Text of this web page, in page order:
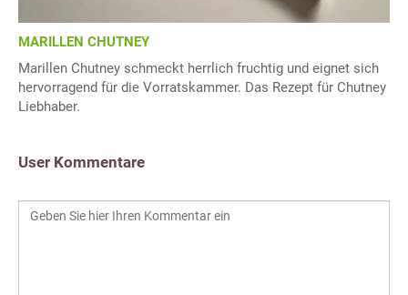
MARILLEN CHUTNEY
Marillen Chutney schmeckt herrlich fruchtig und eignet sich
hervorragend für die Vorratskammer. Das Rezept für Chutney
Liebhaber.
User Kommentare